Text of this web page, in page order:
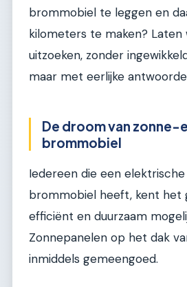
brommobiel te leggen en
kilometers te maken? Laten
uitzoeken, zonder
maar met eerlijke
De droom van zonne-
brommobiel
Iedereen die een
brommobiel heeft, kent het
efficiënt en duurzaam
Zonnepanelen op het dak
inmiddels gemeengoed.